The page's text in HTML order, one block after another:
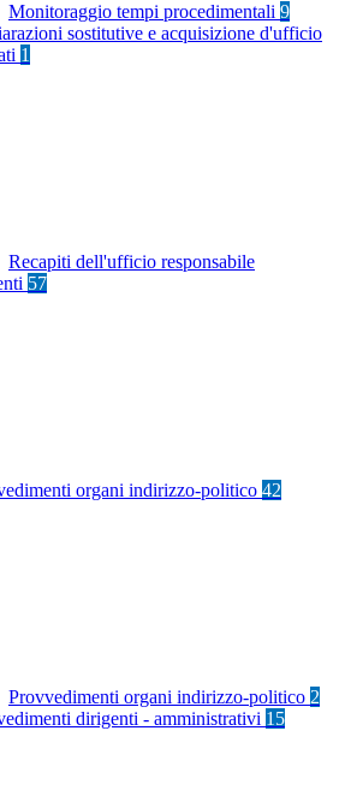
Monitoraggio tempi procedimentali 9
sostitutive e acquisizione d'ufficio
1
Recapiti dell'ufficio responsabile
57
organi indirizzo-politico 42
Provvedimenti organi indirizzo-politico 2
dirigenti - amministrativi 15